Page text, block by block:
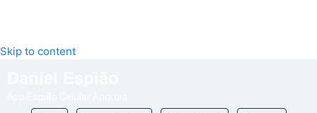
Skip to content